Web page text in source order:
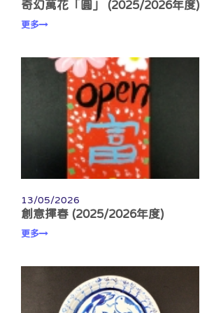
奇幻萬花「圓」 (2025/2026年度)
更多
13/05/2026
創意揮春 (2025/2026年度)
更多